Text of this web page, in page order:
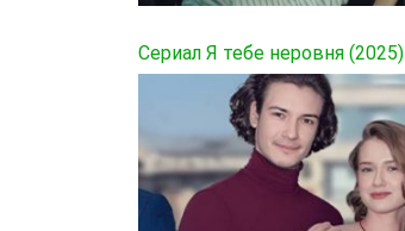
Сериал Я тебе неровня (2025)